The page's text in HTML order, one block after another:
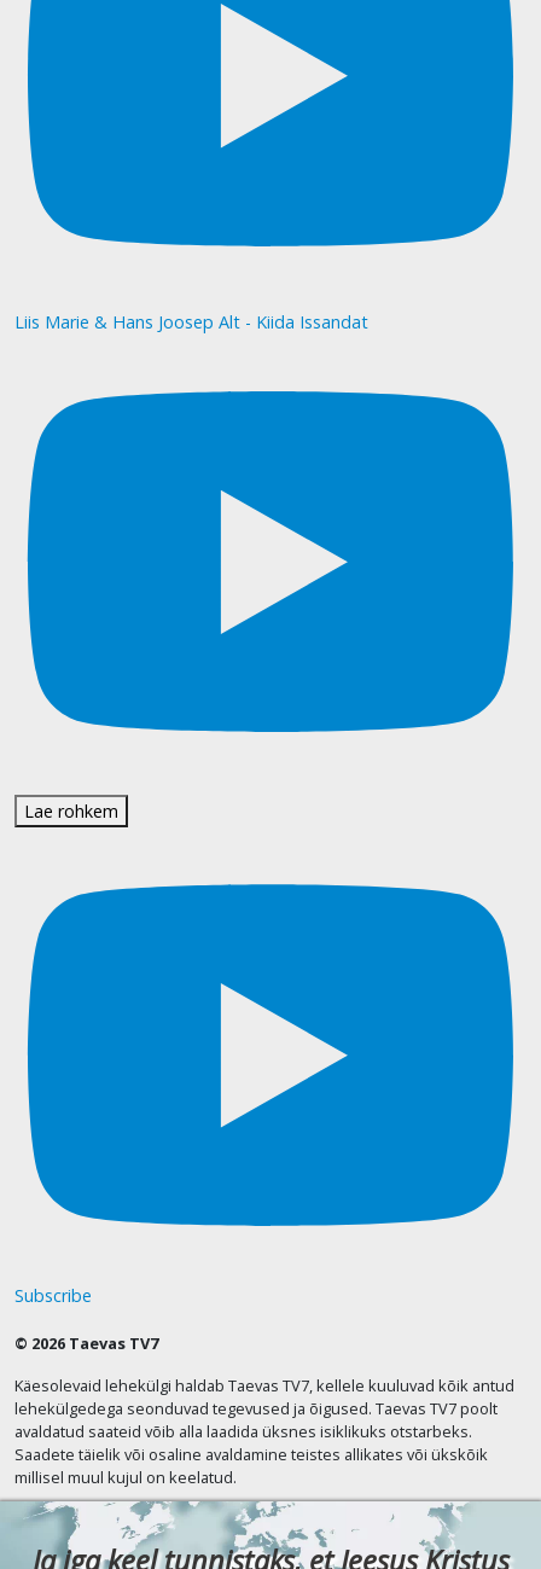
Liis Marie & Hans Joosep Alt - Kiida Issandat
Lae rohkem
Subscribe
© 2026 Taevas TV7
Käesolevaid lehekülgi haldab Taevas TV7, kellele kuuluvad kõik antud
lehekülgedega seonduvad tegevused ja õigused. Taevas TV7 poolt
avaldatud saateid võib alla laadida üksnes isiklikuks otstarbeks.
Saadete täielik või osaline avaldamine teistes allikates või ükskõik
millisel muul kujul on keelatud.
Ja iga keel tunnistaks, et Jeesus Kristus